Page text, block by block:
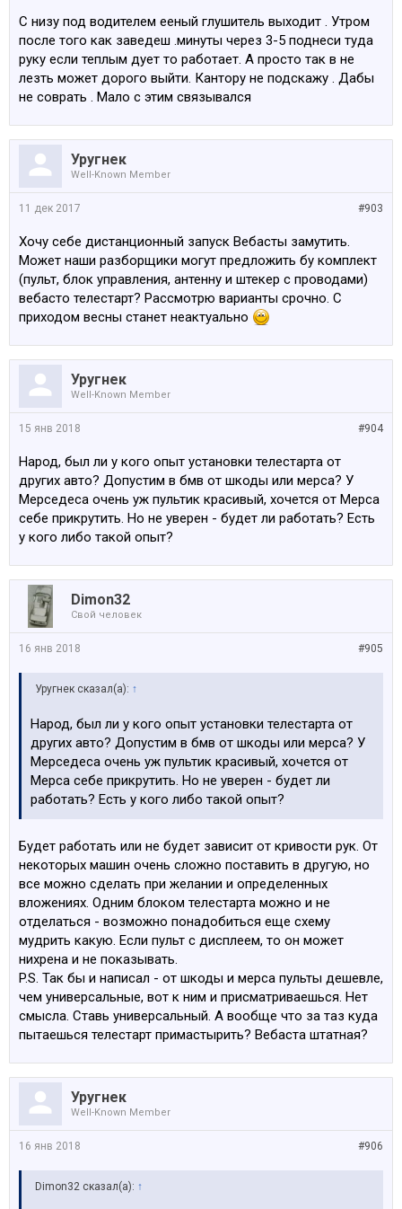
С низу под водителем ееный глушитель выходит . Утром
после того как заведеш .минуты через 3-5 поднеси туда
руку если теплым дует то работает. А просто так в не
лезть может дорого выйти. Кантору не подскажу . Дабы
не соврать . Мало с этим связывался
Уругнек
Well-Known Member
#903
11 дек 2017
Хочу себе дистанционный запуск Вебасты замутить.
Может наши разборщики могут предложить бу комплект
(пульт, блок управления, антенну и штекер с проводами)
вебасто телестарт? Рассмотрю варианты срочно. С
приходом весны станет неактуально
Уругнек
Well-Known Member
#904
15 янв 2018
Народ, был ли у кого опыт установки телестарта от
других авто? Допустим в бмв от шкоды или мерса? У
Мерседеса очень уж пультик красивый, хочется от Мерса
себе прикрутить. Но не уверен - будет ли работать? Есть
у кого либо такой опыт?
Dimon32
Свой человек
#905
16 янв 2018
Уругнек сказал(а): ↑
Народ, был ли у кого опыт установки телестарта от
других авто? Допустим в бмв от шкоды или мерса? У
Мерседеса очень уж пультик красивый, хочется от
Мерса себе прикрутить. Но не уверен - будет ли
работать? Есть у кого либо такой опыт?
Будет работать или не будет зависит от кривости рук. От
некоторых машин очень сложно поставить в другую, но
все можно сделать при желании и определенных
вложениях. Одним блоком телестарта можно и не
отделаться - возможно понадобиться еще схему
мудрить какую. Если пульт с дисплеем, то он может
нихрена и не показывать.
P.S. Так бы и написал - от шкоды и мерса пульты дешевле,
чем универсальные, вот к ним и присматриваешься. Нет
смысла. Ставь универсальный. А вообще что за таз куда
пытаешься телестарт примастырить? Вебаста штатная?
Уругнек
Well-Known Member
#906
16 янв 2018
Dimon32 сказал(а): ↑